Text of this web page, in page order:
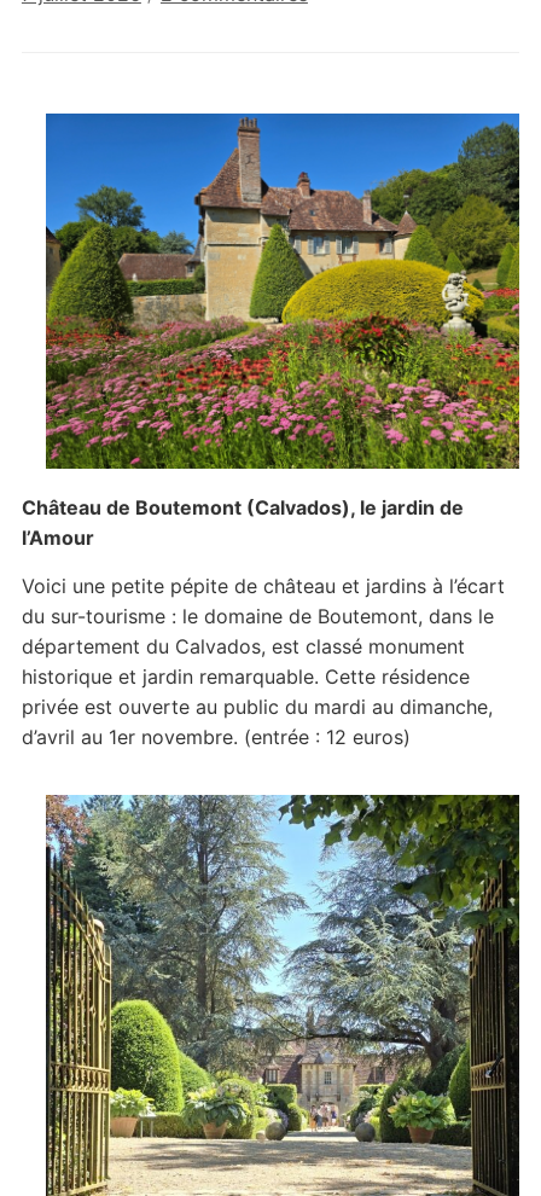
château
Boutemont
Château de Boutemont (Calvados), le jardin de
l’Amour
Voici une petite pépite de château et jardins à l’écart
du sur-tourisme : le domaine de Boutemont, dans le
département du Calvados, est classé monument
historique et jardin remarquable. Cette résidence
privée est ouverte au public du mardi au dimanche,
d’avril au 1er novembre. (entrée : 12 euros)